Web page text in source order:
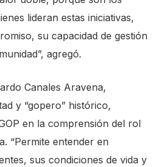
lideran estas iniciativas,
su capacidad de gestión
agregó.
Canales Aravena,
y “gopero” histórico,
en la comprensión del rol
“Permite entender en
sus condiciones de vida y